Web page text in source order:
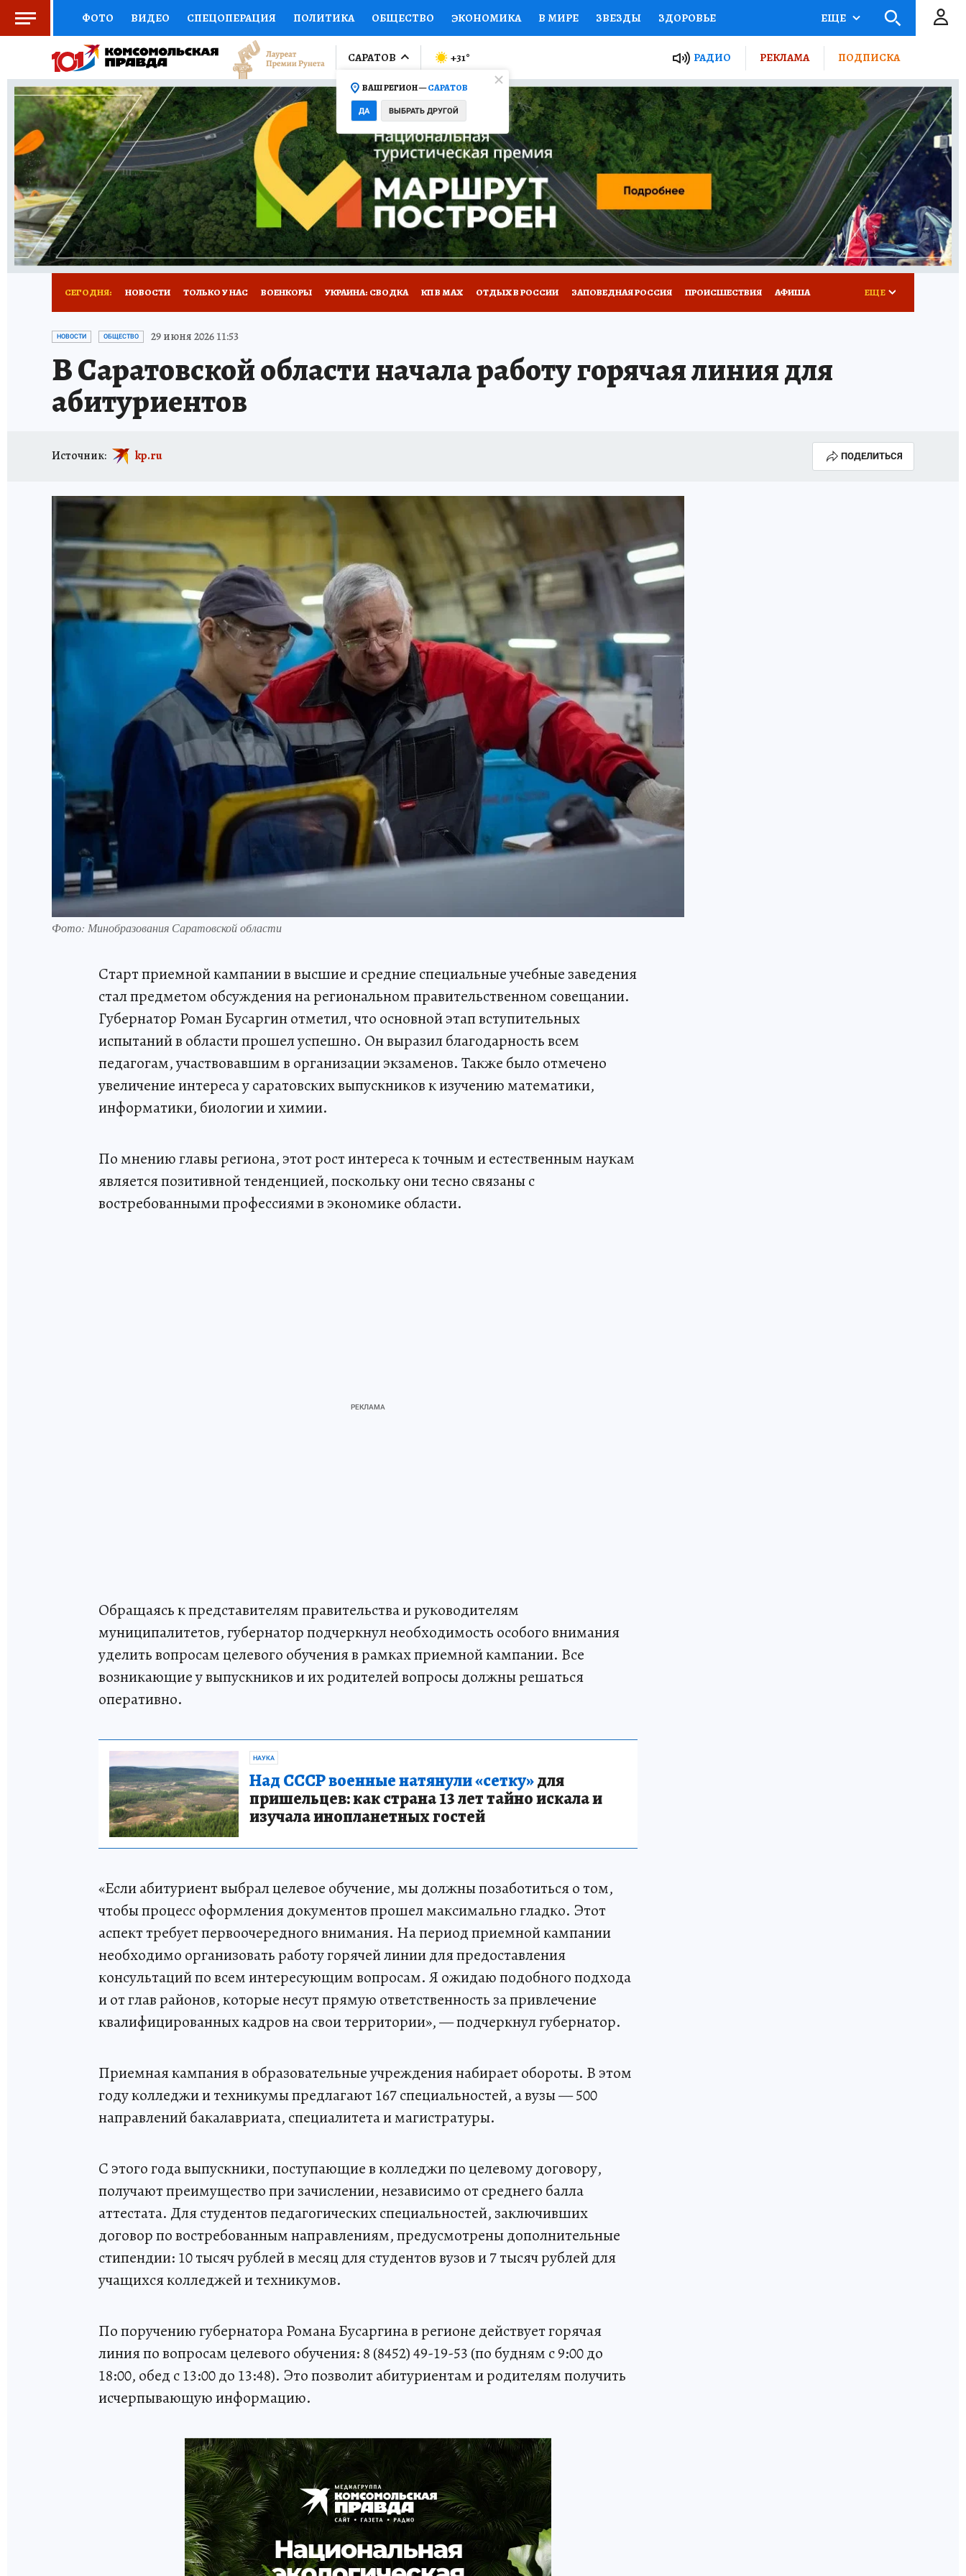
ФОТО ВИДЕО СПЕЦОПЕРАЦИЯ ПОЛИТИКА ОБЩЕСТВО ЭКОНОМИКА В МИРЕ ЗВЕЗДЫ ЗДОРОВЬЕ
СОЦПОДДЕРЖКА НАУКА СПОРТ КОЛУМНИСТЫ ПРОИСШЕСТВИЯ НАЦИОНАЛЬНЫЕ ПРОЕКТЫ РОССИИ
ВЫБОР ЭКСПЕРТОВ ДОКТОР ФИНАНСЫ ОТКРЫВАЕМ МИР Я ЗНАЮ СЕМЬЯ ЖЕНСКИЕ СЕКРЕТЫ ПУТЕВОДИТЕЛЬ
КНИЖНАЯ ПОЛКА ПРОГНОЗЫ НА СПОРТ ПРОМОКОДЫ СЕРИАЛЫ СПЕЦПРОЕКТЫ ДЕФИЦИТ ЖЕЛЕЗА ТУРИЗМ
ПРЕСС-ЦЕНТР НЕДВИЖИМОСТЬ ТЕЛЕВИЗОР КОЛЛЕКЦИИ КОНКУРСЫ РАБОТА У НАС ГИД ПОТРЕБИТЕЛЯ ВСЕ О КП
РАДИО КП РЕКЛАМА ТЕСТЫ НОВОЕ НА САЙТЕ
ЕЩЕ
САРАТОВ
ВАШ РЕГИОН —САРАТОВ
ДА ВЫБРАТЬ ДРУГОЙ
+31° РАДИО РЕКЛАМА ПОДПИСКА
СЕГОДНЯ: НОВОСТИ ТОЛЬКО У НАС ВОЕНКОРЫ УКРАИНА: СВОДКА КП В МАХ ОТДЫХ В РОССИИ ЗАПОВЕДНАЯ РОССИЯ ПРОИСШЕСТВИЯ АФИША
ИСПЫТАНО НА СЕБЕ
ЕЩЕ
НОВОСТИ ОБЩЕСТВО 29 июня 2026 11:53
В Саратовской области начала работу горячая линия для
абитуриентов
Источник: kp.ru ПОДЕЛИТЬСЯ
Фото: Минобразования Саратовской области
Старт приемной кампании в высшие и средние специальные учебные заведения
стал предметом обсуждения на региональном правительственном совещании.
Губернатор Роман Бусаргин отметил, что основной этап вступительных
испытаний в области прошел успешно. Он выразил благодарность всем
педагогам, участвовавшим в организации экзаменов. Также было отмечено
увеличение интереса у саратовских выпускников к изучению математики,
информатики, биологии и химии.
По мнению главы региона, этот рост интереса к точным и естественным наукам
является позитивной тенденцией, поскольку они тесно связаны с
востребованными профессиями в экономике области.
Обращаясь к представителям правительства и руководителям
муниципалитетов, губернатор подчеркнул необходимость особого внимания
уделить вопросам целевого обучения в рамках приемной кампании. Все
возникающие у выпускников и их родителей вопросы должны решаться
оперативно.
НАУКА
Над СССР военные натянули «сетку»для
пришельцев: как страна 13 лет тайно искала и
изучала инопланетных гостей
«Если абитуриент выбрал целевое обучение, мы должны позаботиться о том,
чтобы процесс оформления документов прошел максимально гладко. Этот
аспект требует первоочередного внимания. На период приемной кампании
необходимо организовать работу горячей линии для предоставления
консультаций по всем интересующим вопросам. Я ожидаю подобного подхода
и от глав районов, которые несут прямую ответственность за привлечение
квалифицированных кадров на свои территории», — подчеркнул губернатор.
Приемная кампания в образовательные учреждения набирает обороты. В этом
году колледжи и техникумы предлагают 167 специальностей, а вузы — 500
направлений бакалавриата, специалитета и магистратуры.
С этого года выпускники, поступающие в колледжи по целевому договору,
получают преимущество при зачислении, независимо от среднего балла
аттестата. Для студентов педагогических специальностей, заключивших
договор по востребованным направлениям, предусмотрены дополнительные
стипендии: 10 тысяч рублей в месяц для студентов вузов и 7 тысяч рублей для
учащихся колледжей и техникумов.
По поручению губернатора Романа Бусаргина в регионе действует горячая
линия по вопросам целевого обучения: 8 (8452) 49-19-53 (по будням с 9:00 до
18:00, обед с 13:00 до 13:48). Это позволит абитуриентам и родителям получить
исчерпывающую информацию.